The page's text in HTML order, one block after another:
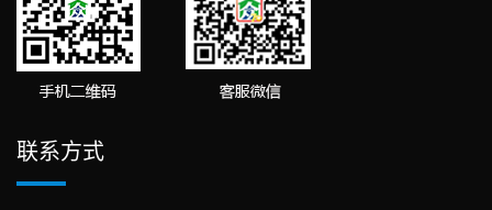
联系方式